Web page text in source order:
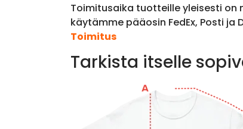
Toimitusaika tuotteille yleisesti on
käytämme pääosin FedEx, Posti
Toimitus
Tarkista itselle